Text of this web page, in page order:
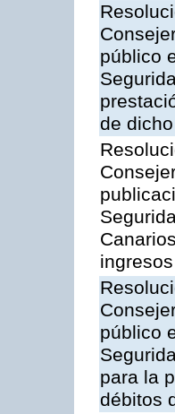
público
de
público
para la
débitos